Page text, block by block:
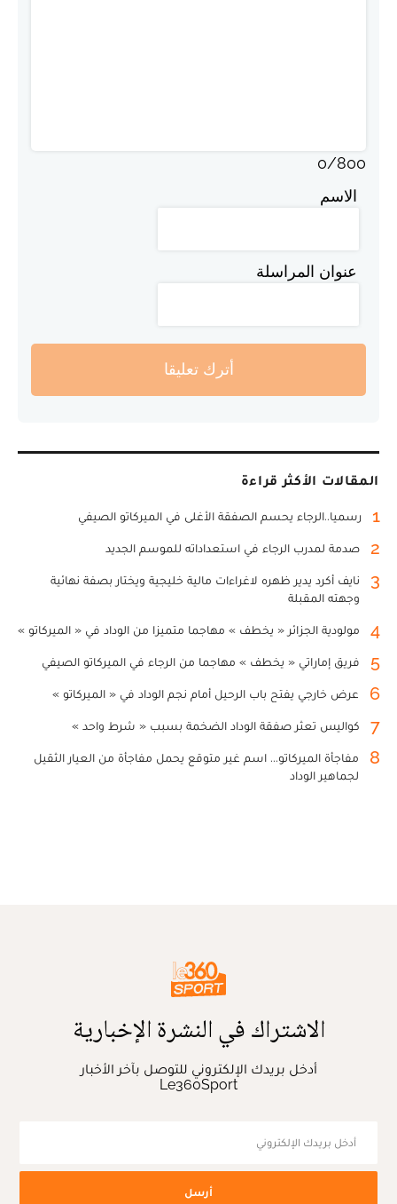
0/800
الاسم
عنوان المراسلة
أترك تعليقا
المقالات الأكثر قراءة
1 رسميا..الرجاء يحسم الصفقة الأغلى في الميركاتو الصيفي
2 صدمة لمدرب الرجاء في استعداداته للموسم الجديد
3
نايف أكرد يدير ظهره لاغراءات مالية خليجية ويختار بصفة نهائية
وجهته المقبلة
4 مولودية الجزائر « يخطف » مهاجما متميزا من الوداد في « الميركاتو »
5 فريق إماراتي « يخطف » مهاجما من الرجاء في الميركاتو الصيفي
6 عرض خارجي يفتح باب الرحيل أمام نجم الوداد في « الميركاتو »
7 كواليس تعثر صفقة الوداد الضخمة بسبب « شرط واحد »
8
مفاجأة الميركاتو... اسم غير متوقع يحمل مفاجأة من العيار الثقيل
لجماهير الوداد
الاشتراك في النشرة الإخبارية
أدخل بريدك الإلكتروني للتوصل بآخر الأخبار
Le360Sport
أرسل